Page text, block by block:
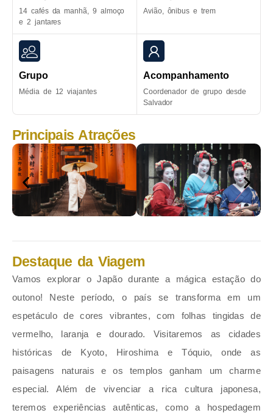
14 cafés da manhã, 9 almoço
e 2 jantares
Avião, ônibus e trem
Grupo
Média de 12 viajantes
Acompanhamento
Coordenador de grupo desde
Salvador
Principais Atrações
Destaque da Viagem
Vamos explorar o Japão durante a mágica estação do
outono! Neste período, o país se transforma em um
espetáculo de cores vibrantes, com folhas tingidas de
vermelho, laranja e dourado. Visitaremos as cidades
históricas de Kyoto, Hiroshima e Tóquio, onde as
paisagens naturais e os templos ganham um charme
especial. Além de vivenciar a rica cultura japonesa,
teremos experiências autênticas, como a hospedagem